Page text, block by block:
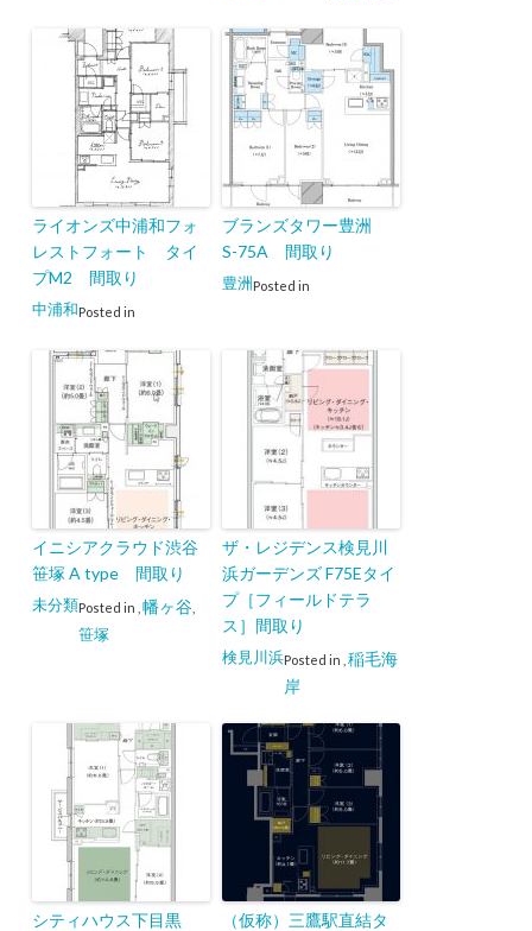
ライオンズ中浦和フォ
レストフォート タイ
プM2 間取り
Posted in
中浦和
ブランズタワー豊洲
S-75A 間取り
Posted in
豊洲
イニシアクラウド渋谷
笹塚 A type 間取り
Posted in
未分類 幡ヶ谷,
笹塚
ザ・レジデンス検見川
浜ガーデンズ F75Eタイ
プ［フィールドテラ
ス］間取り
Posted in
検見川浜
稲毛海
岸
シティハウス下目黒
（仮称）三鷹駅直結タ